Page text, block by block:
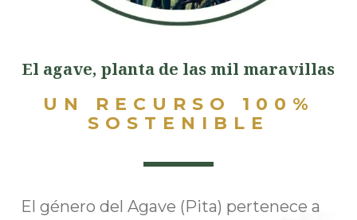
El agave, planta de las mil maravillas
UN RECURSO 100%
SOSTENIBLE
El género del Agave (Pita) pertenece a